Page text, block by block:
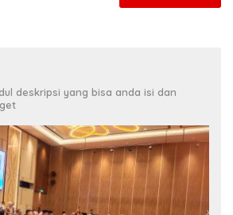
deskripsi yang bisa anda isi dan